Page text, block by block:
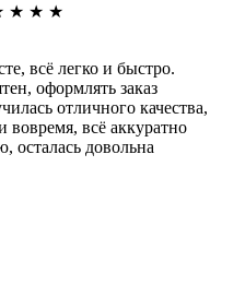
★ ★ ★
всё легко и быстро.
оформлять заказ
отличного качества,
вовремя, всё аккуратно
осталась довольна